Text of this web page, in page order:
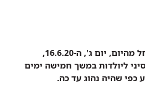
בשורה ליולדות ברמב"ם: החל מהיום, יום ג', ה-16.6.20,
ליולדות במשך חמישה ימים
כפי שהיה נהוג עד כה.